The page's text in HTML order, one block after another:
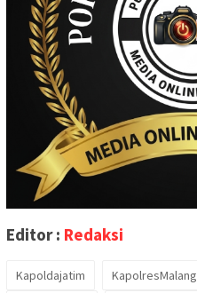
Editor : Redaksi
Kapoldajatim KapolresMalang